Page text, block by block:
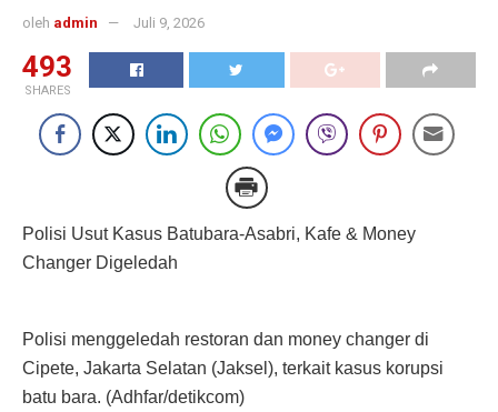
oleh admin Juli 9, 2026
493
SHARES
Polisi Usut Kasus Batubara-Asabri, Kafe & Money
Changer Digeledah
Polisi menggeledah restoran dan money changer di
Cipete, Jakarta Selatan (Jaksel), terkait kasus korupsi
batu bara. (Adhfar/detikcom)